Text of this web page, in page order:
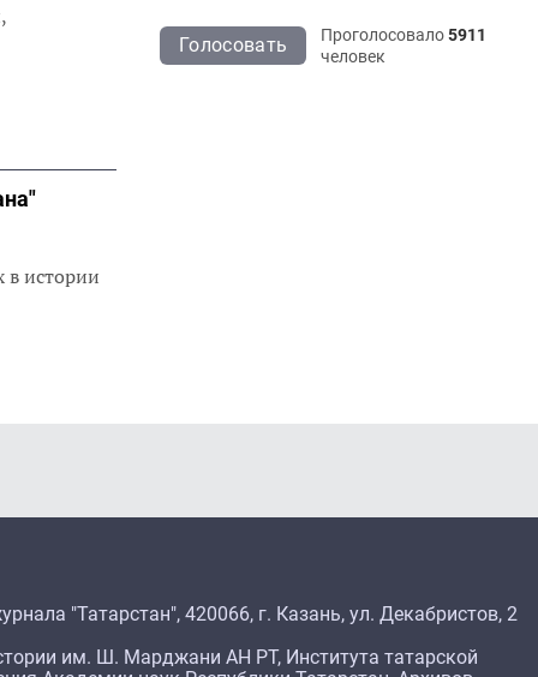
в истории
Голосовать Проголосовало5911
человек
"Татарстан", 420066, г. Казань, ул. Декабристов, 2
им. Ш. Марджани АН РТ, Института татарской